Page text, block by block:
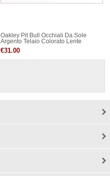
Oakley Pit Bull Occhiali Da Sole
Argento Telaio Colorato Lente
€31.00